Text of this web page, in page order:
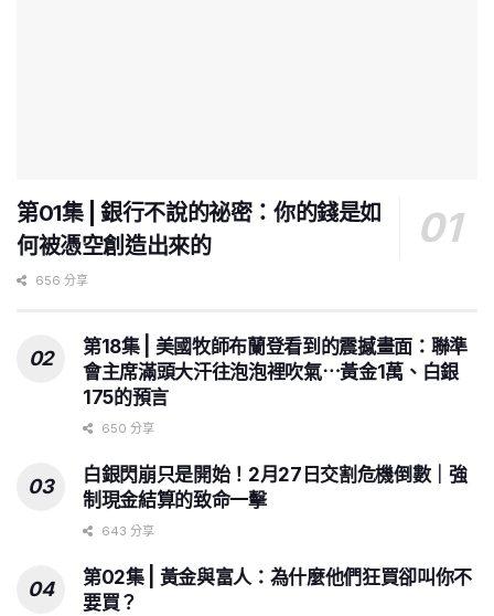
第01集 | 銀行不說的祕密：你的錢是如
何被憑空創造出來的
656 分享
第18集 | 美國牧師布蘭登看到的震撼畫面：聯準
會主席滿頭大汗往泡泡裡吹氣⋯黃金1萬、白銀
175的預言
650 分享
白銀閃崩只是開始！2月27日交割危機倒數｜強
制現金結算的致命一擊
643 分享
第02集 | 黃金與富人：為什麼他們狂買卻叫你不
要買？